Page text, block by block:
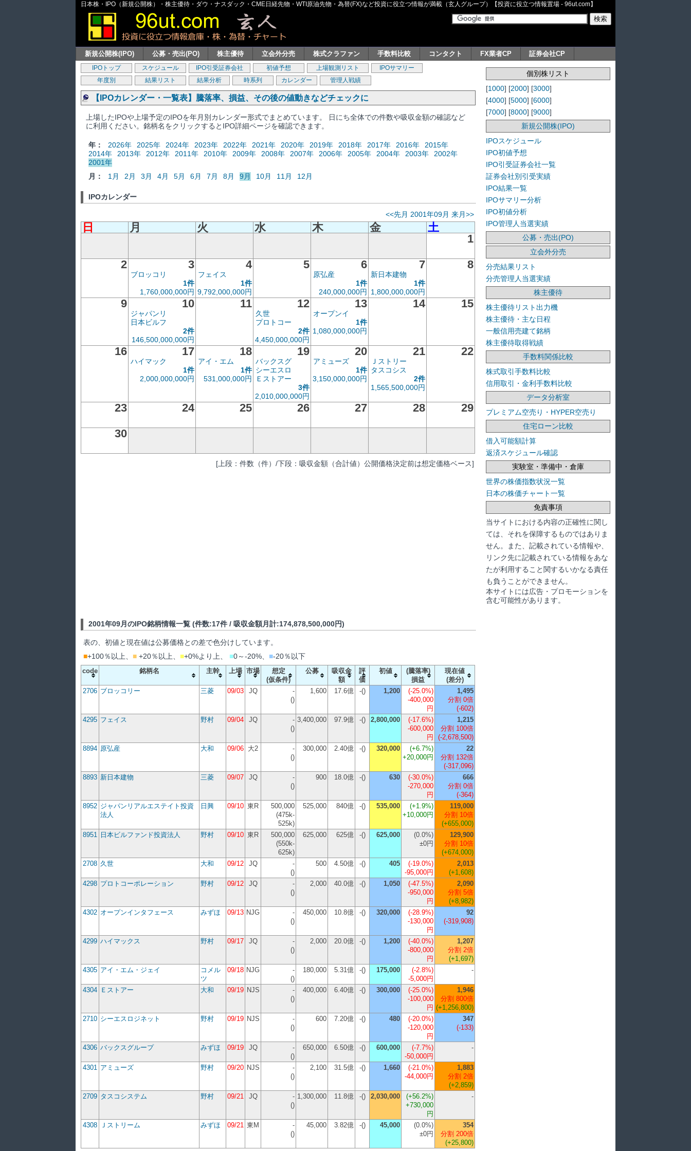
日本株・IPO（新規公開株）・株主優待・ダウ・ナスダック・CME日経先物・WTI原油先物・為替(FX)など投資に役立つ情報が満載（玄人グループ）【投資に役立つ情報置場 - 96ut.com】
新規公開株(IPO) 公募・売出(PO) 株主優待 立会外分売 株式クラファン 手数料比較 コンタクト FX業者CP 証券会社CP
IPOトップ スケジュール IPO引受証券会社 初値予想 上場観測リスト
IPOサマリー
年度別
結果リスト 結果分析 時系列 カレンダー 管理人戦績
【IPOカレンダー・一覧表】騰落率、損益、その後の値動きなどチェックに
上場したIPOや上場予定のIPOを年月別カレンダー形式でまとめています。 日にち全体での件数や吸収金額の確認など
に利用ください。銘柄名をクリックするとIPO詳細ページを確認できます。
年： 2026年 2025年 2024年 2023年 2022年 2021年 2020年 2019年 2018年 2017年 2016年
2015年
2014年
2013年 2012年 2011年 2010年 2009年 2008年 2007年 2006年 2005年 2004年 2003年
2002年
2001年
月：
1月 2月 3月 4月 5月 6月 7月 8月 9月 10月 11月 12月
IPOカレンダー
<<先月 2001年09月 来月>>
日 月 火 水 木 金
土
1
2
3
ブロッコリ
1件
1,760,000,000円
4
フェイス
1件
9,792,000,000円
5 6
原弘産
1件
240,000,000円
7
新日本建物
1件
1,800,000,000円
8
9 10
ジャパンリ
日本ビルフ
2件
146,500,000,000円
11 12
久世
プロトコー
2件
4,450,000,000円
13
オープンイ
1件
1,080,000,000円
14 15
16 17
ハイマック
1件
2,000,000,000円
18
アイ・エム
1件
531,000,000円
19
バックスグ
シーエスロ
Ｅストアー
3件
2,010,000,000円
20
アミューズ
1件
3,150,000,000円
21
Ｊストリー
タスコシス
2件
1,565,500,000円
22
23 24 25 26 27 28
29
30
[上段：件数（件）/下段：吸収金額（合計値）公開価格決定前は想定価格ベース]
2001年09月のIPO銘柄情報一覧 (件数:17件 / 吸収金額月計:174,878,500,000円)
表の、初値と現在値は公募価格との差で色分けしています。
■+100％以上、 ■ +20％以上、 ■+0%より上、 ■0～-20%、 ■-20％以下
code 銘柄名 主幹 上場 市場
想定
(仮条件)
公募
吸収金
額
評
価
初値
(騰落率)
損益
現在値
(差分)
2706 ブロッコリー 三菱 09/03 JQ
-
()
1,600 17.6億 -() 1,200 (-25.0%)
-400,000
円
1,495
分割 0倍
(-602)
4295 フェイス 野村 09/04 JQ
-
()
3,400,000 97.9億 -() 2,800,000 (-17.6%)
-600,000
円
1,215
分割 100倍
(-2,678,500)
8894 原弘産 大和 09/06 大2
-
()
300,000 2.40億 -() 320,000 (+6.7%)
+20,000円
22
分割 132倍
(-317,096)
8893 新日本建物 三菱 09/07 JQ
-
()
900 18.0億 -() 630 (-30.0%)
-270,000
円
666
分割 0倍
(-364)
8952 ジャパンリアルエステイト投資
法人
日興 09/10 東R
500,000
(475k-
525k)
525,000 840億 -() 535,000 (+1.9%)
+10,000円
119,000
分割 10倍
(+655,000)
8951
日本ビルファンド投資法人 野村 09/10 東R
500,000
(550k-
625k)
625,000 625億 -() 625,000 (0.0%)
±0円
129,900
分割 10倍
(+674,000)
2708 久世 大和 09/12 JQ
-
()
500 4.50億 -() 405 (-19.0%)
-95,000円
2,013
(+1,608)
4298 プロトコーポレーション 野村 09/12 JQ
-
()
2,000 40.0億 -() 1,050 (-47.5%)
-950,000
円
2,090
分割 5倍
(+8,982)
4302 オープンインタフェース みずほ 09/13 NJG
-
()
450,000 10.8億 -() 320,000 (-28.9%)
-130,000
円
92
(-319,908)
4299 ハイマックス 野村 09/17 JQ
-
()
2,000 20.0億 -() 1,200 (-40.0%)
-800,000
円
1,207
分割 2倍
(+1,697)
4305 アイ・エム・ジェイ
コメル
ツ
09/18 NJG
-
()
180,000 5.31億 -() 175,000 (-2.8%)
-5,000円
-
4304 Ｅストアー 大和 09/19 NJS
-
()
400,000 6.40億 -() 300,000 (-25.0%)
-100,000
円
1,946
分割 800倍
(+1,256,800)
2710 シーエスロジネット 野村 09/19 NJS
-
()
600 7.20億 -() 480 (-20.0%)
-120,000
円
347
(-133)
4306 バックスグループ みずほ 09/19 JQ
-
()
650,000 6.50億 -() 600,000 (-7.7%)
-50,000円
-
4301 アミューズ 野村 09/20 NJS
-
()
2,100 31.5億 -() 1,660 (-21.0%)
-44,000円
1,883
分割 2倍
(+2,859)
2709 タスコシステム 野村 09/21 JQ
-
()
1,300,000 11.8億 -() 2,030,000 (+56.2%)
+730,000
円
-
4308 Ｊストリーム みずほ 09/21 東M
-
()
45,000 3.82億 -() 45,000 (0.0%)
±0円
354
分割 200倍
(+25,800)
個別株リスト
[1000] [2000] [3000]
[4000] [5000] [6000]
[7000] [8000] [9000]
新規公開株(IPO)
IPOスケジュール
IPO初値予想
IPO引受証券会社一覧
証券会社別引受実績
IPO結果一覧
IPOサマリー分析
IPO初値分析
IPO管理人当選実績
公募・売出(PO)
立会外分売
分売結果リスト
分売管理人当選実績
株主優待
株主優待リスト出力機
株主優待・主な日程
一般信用売建て銘柄
株主優待取得戦績
手数料関係比較
株式取引手数料比較
信用取引・金利手数料比較
データ分析室
プレミアム空売り・HYPER空売り
住宅ローン比較
借入可能額計算
返済スケジュール確認
実験室・準備中・倉庫
世界の株価指数状況一覧
日本の株価チャート一覧
免責事項
当サイトにおける内容の正確性に関し
ては、それを保障するものではありま
せん。また、記載されている情報や、
リンク先に記載されている情報をあな
たが利用すること関するいかなる責任
も負うことができません。
本サイトには広告・プロモーションを
含む可能性があります。